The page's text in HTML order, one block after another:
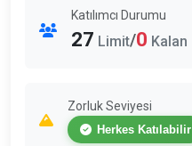
Katılımcı Durumu
27 Limit/0 Kalan
Zorluk Seviyesi
Herkes Katılabilir